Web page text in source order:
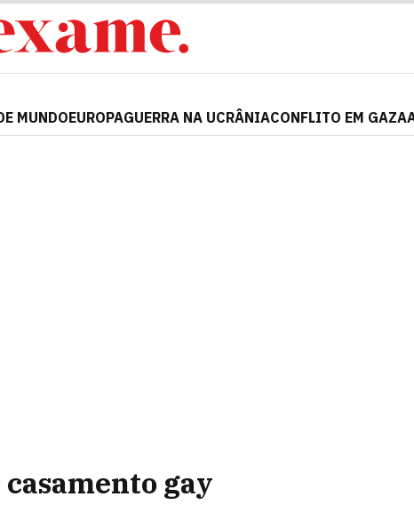
MUNDOEUROPAGUERRA NA UCRÂNIACONFLITO EM GAZA
gay